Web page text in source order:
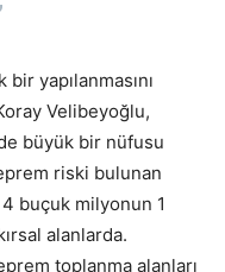
yapılanmasını
Velibeyoğlu,
büyük bir nüfusu
riski bulunan
4 buçuk milyonun 1
alanlarda.
toplanma alanları